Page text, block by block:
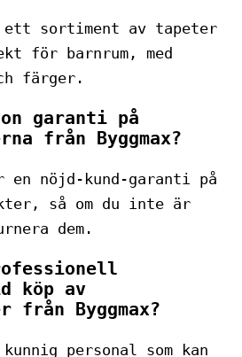
ett sortiment av tapeter
för barnrum, med
färger.
garanti på
från Byggmax?
en nöjd-kund-garanti på
så om du inte är
dem.
köp av
från Byggmax?
personal som kan